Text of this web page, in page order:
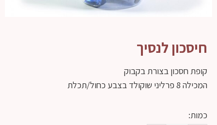
חיסכון לנסיך
קופת חסכון בצורת בקבוק
המכילה 8 פרליני שוקולד בצבע כחול/תכלת
כמות: